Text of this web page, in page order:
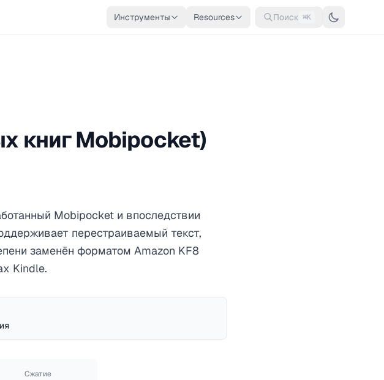
Инструменты Resources Поиск ⌘K
книг Mobipocket)
Mobipocket и впоследствии
перестраиваемый текст,
заменён форматом Amazon KF8
Kindle.
Сжатие